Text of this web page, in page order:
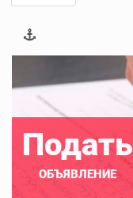
Подать
ОБЪЯВЛЕНИЕ